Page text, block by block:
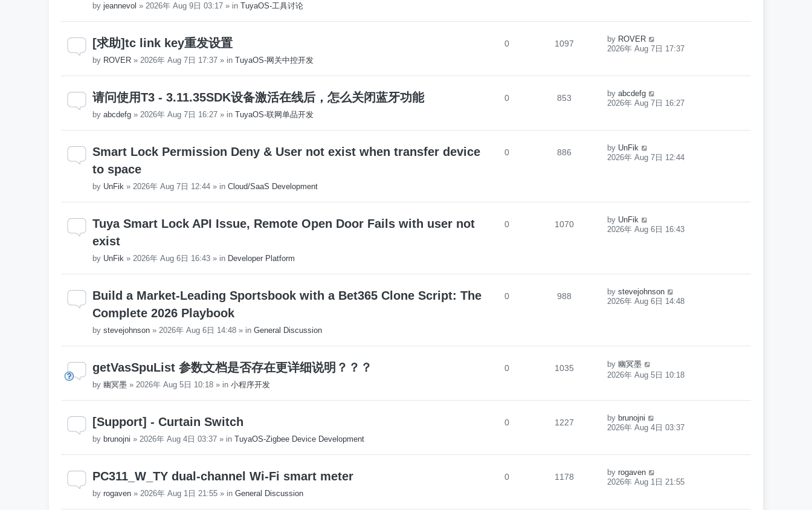
by jeannevol » 2026年 Aug 9日 03:17 » in TuyaOS-工具讨论
[求助]tc link key重发设置
by ROVER » 2026年 Aug 7日 17:37 » in TuyaOS-网关中控开发
0 1097 by ROVER
2026年 Aug 7日 17:37
请问使用T3 - 3.11.35SDK设备激活在线后，怎么关闭蓝牙功能
by abcdefg » 2026年 Aug 7日 16:27 » in TuyaOS-联网单品开发
0 853 by abcdefg
2026年 Aug 7日 16:27
Smart Lock Permission Deny & User not exist when transfer device
to space
by UnFik » 2026年 Aug 7日 12:44 » in Cloud/SaaS Development
0 886 by UnFik
2026年 Aug 7日 12:44
Tuya Smart Lock API Issue, Remote Open Door Fails with user not
exist
by UnFik » 2026年 Aug 6日 16:43 » in Developer Platform
0 1070 by UnFik
2026年 Aug 6日 16:43
Build a Market-Leading Sportsbook with a Bet365 Clone Script: The
Complete 2026 Playbook
by stevejohnson » 2026年 Aug 6日 14:48 » in General Discussion
0 988 by stevejohnson
2026年 Aug 6日 14:48
getVasSpuList 参数文档是否存在更详细说明？？？
by 幽冥墨 » 2026年 Aug 5日 10:18 » in 小程序开发
0 1035 by 幽冥墨
2026年 Aug 5日 10:18
[Support] - Curtain Switch
by brunojni » 2026年 Aug 4日 03:37 » in TuyaOS-Zigbee Device Development
0 1227 by brunojni
2026年 Aug 4日 03:37
PC311_W_TY dual-channel Wi-Fi smart meter
by rogaven » 2026年 Aug 1日 21:55 » in General Discussion
0 1178 by rogaven
2026年 Aug 1日 21:55